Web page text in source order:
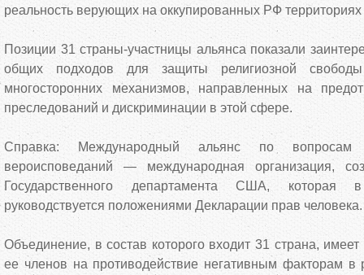
реальность верующих на оккупированных РФ
Позиции 31 страны-участницы альянса показали
общих подходов для защиты религиозной
многосторонних механизмов, направленных на
преследований и дискриминации в этой сфере.
Справка: Международный альянс по
вероисповеданий — международная организация,
Государственного департамента США, которая
руководствуется положениями Декларации прав
Объединение, в состав которого входит 31 страна,
ее членов на противодействие негативным факторам в